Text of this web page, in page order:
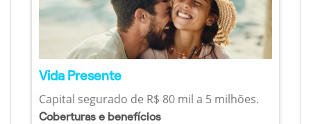
Vida Presente
Capital segurado de R$ 80 mil a 5 milhões.
Coberturas e benefícios